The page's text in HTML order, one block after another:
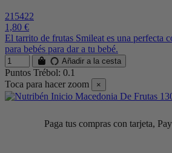
215422
1,80 €
El tarrito de frutas Smileat es una perfecta
para bebés para dar a tu bebé.
Añadir a la cesta
Puntos Trébol: 0.1
Toca para hacer zoom
×
Paga tus compras con tarjeta,